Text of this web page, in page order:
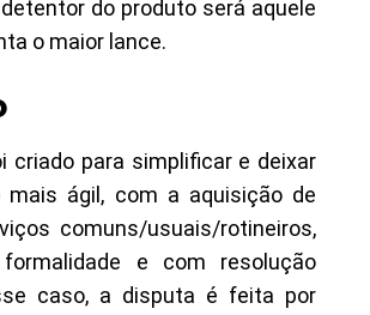
do produto será aquele
o maior lance.
criado para simplificar e deixar
mais ágil, com a aquisição de
comuns/usuais/rotineiros,
e com resolução
caso, a disputa é feita por